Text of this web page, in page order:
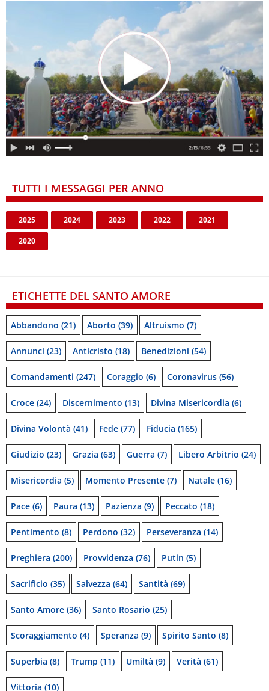
TUTTI I MESSAGGI PER ANNO
2025 2024 2023 2022 2021
2020
ETICHETTE DEL SANTO AMORE
Abbandono (21) Aborto (39) Altruismo (7)
Annunci (23) Anticristo (18) Benedizioni (54)
Comandamenti (247) Coraggio (6) Coronavirus (56)
Croce (24) Discernimento (13) Divina Misericordia (6)
Divina Volontà (41) Fede (77) Fiducia (165)
Giudizio (23) Grazia (63) Guerra (7) Libero Arbitrio (24)
Misericordia (5) Momento Presente (7) Natale (16)
Pace (6) Paura (13) Pazienza (9) Peccato (18)
Pentimento (8) Perdono (32) Perseveranza (14)
Preghiera (200) Provvidenza (76) Putin (5)
Sacrificio (35) Salvezza (64) Santità (69)
Santo Amore (36) Santo Rosario (25)
Scoraggiamento (4) Speranza (9) Spirito Santo (8)
Superbia (8) Trump (11) Umiltà (9) Verità (61)
Vittoria (10)